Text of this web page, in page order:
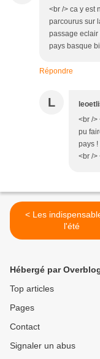
<br /> ca y est
parcourus sur
passage eclair
pays basque
Répondre
L
<br />
pu
pays !
<br />
< Les indispensables de
l'été
Hébergé par
Top articles
Pages
Contact
Signaler un abus